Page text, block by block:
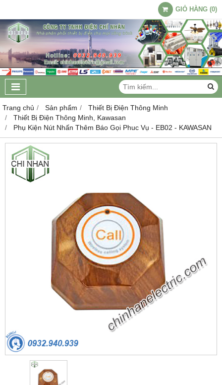
GIỎ HÀNG (0)
Trang chủ Sản phẩm
Thiết Bị Điện Thông Minh
Thiết Bị Điện Thông Minh, Kawasan
Phụ Kiện Nút Nhấn Thêm Báo Gọi Phuc Vụ - EB02 - KAWASAN